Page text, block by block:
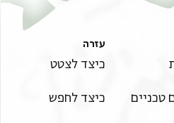
טכניים
עזרה
כיצד לצטט
כיצד לחפש